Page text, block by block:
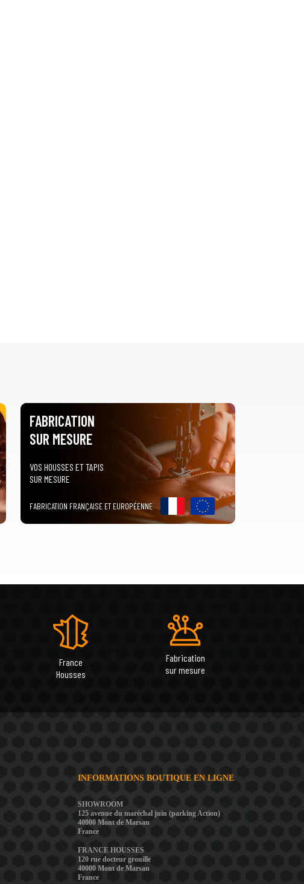
FABRICATION
SUR MESURE
VOS HOUSSES ET TAPIS
SUR MESURE
FABRICATION FRANÇAISE ET EUROPÉENNE
France
Housses
Fabrication
sur mesure
INFORMATIONS BOUTIQUE EN LIGNE
SHOWROOM
125 avenue du maréchal juin (parking Action)
40000 Mont de Marsan
France
FRANCE HOUSSES
120 rue docteur grouille
40000 Mont de Marsan
France